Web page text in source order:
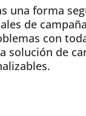
una forma
de
con
solución de